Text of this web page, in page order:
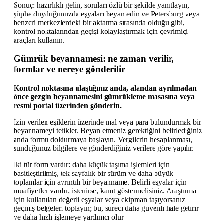
Sonuç: hazırlıklı gelin, soruları özlü bir şekilde yanıtlayın,
şüphe duyduğunuzda eşyaları beyan edin ve Petersburg veya
benzeri merkezlerdeki bir aktarma sırasında olduğu gibi,
kontrol noktalarından geçişi kolaylaştırmak için çevrimiçi
araçları kullanın.
Gümrük beyannamesi: ne zaman verilir,
formlar ve nereye gönderilir
Kontrol noktasına ulaştığınız anda, alandan ayrılmadan
önce gezgin beyannamesini gümrükleme masasına veya
resmi portal üzerinden gönderin.
İzin verilen eşiklerin üzerinde mal veya para bulundurmak bir
beyannameyi tetikler. Beyan etmeniz gerektiğini belirlediğiniz
anda formu doldurmaya başlayın. Vergilerin hesaplanması,
sunduğunuz bilgilere ve gönderdiğiniz verilere göre yapılır.
İki tür form vardır: daha küçük taşıma işlemleri için
basitleştirilmiş, tek sayfalık bir sürüm ve daha büyük
toplamlar için ayrıntılı bir beyanname. Belirli eşyalar için
muafiyetler vardır; istenirse, kanıt göstermelisiniz. Araştırma
için kullanılan değerli eşyalar veya ekipman taşıyorsanız,
geçmiş belgeleri toplayın; bu, süreci daha güvenli hale getirir
ve daha hızlı işlemeye yardımcı olur.